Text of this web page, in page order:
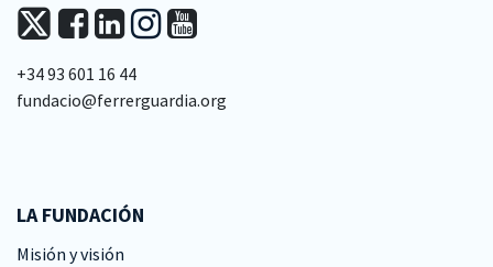
+34 93 601 16 44
fundacio@ferrerguardia.org
LA FUNDACIÓN
Misión y visión